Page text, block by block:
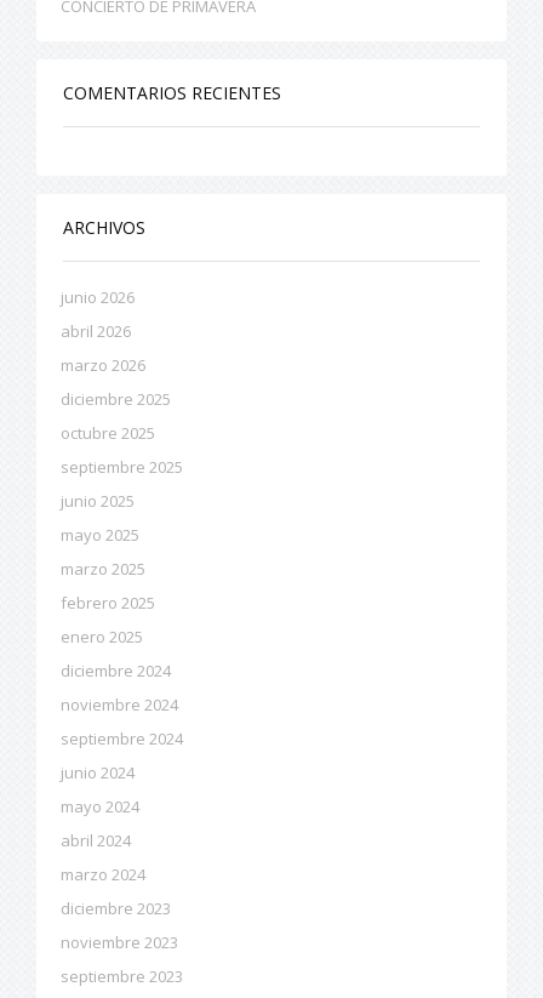
CONCIERTO DE PRIMAVERA
COMENTARIOS RECIENTES
ARCHIVOS
junio 2026
abril 2026
marzo 2026
diciembre 2025
octubre 2025
septiembre 2025
junio 2025
mayo 2025
marzo 2025
febrero 2025
enero 2025
diciembre 2024
noviembre 2024
septiembre 2024
junio 2024
mayo 2024
abril 2024
marzo 2024
diciembre 2023
noviembre 2023
septiembre 2023